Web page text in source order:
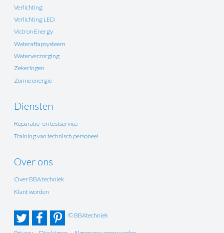
Verlichting
Verlichting LED
Victron Energy
Wateraftapsysteem
Waterverzorging
Zekeringen
Zonne energie
Diensten
Reparatie- en testservice
Training van technisch personeel
Over ons
Over BBA techniek
Klant worden
© BBAtechniek